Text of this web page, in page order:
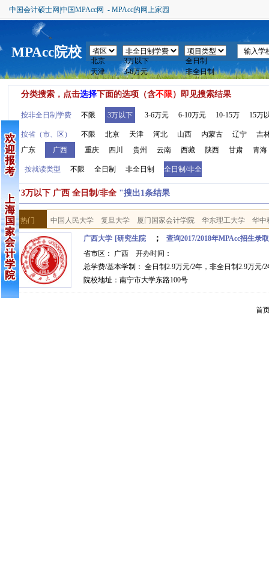
中国会计硕士网|中国MPAcc网 - MPAcc的网上家园
MPAcc院校
分类搜索，点击选择下面的选项（含不限）即见搜索结果
按非全日制学费 不限 3万以下 3-6万元 6-10万元 10-15万 15万
按省（市、区） 不限 北京 天津 河北 山西 内蒙古 辽宁
吉
广东
广西 重庆 四川 贵州 云南 西藏 陕西 甘肃 青海
按就读类型 不限 全日制 非全日制 全日制/非全
按"3万以下 广西 全日制/非全 "搜出1条结果
热门 中国人民大学 复旦大学 厦门国家会计学院 华东理工大学 华中
广西大学 [研究生院 ； 查询2017/2018年MPAcc招生录
省市区： 广西 开办时间：
总学费/基本学制： 全日制2.9万元/2年，非全日制2.9万元
院校地址：南宁市大学东路100号
首